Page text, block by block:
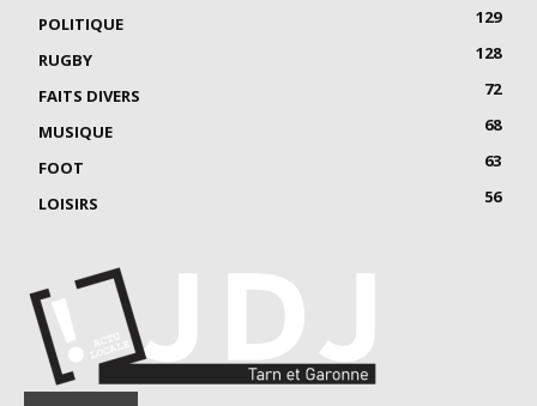
POLITIQUE
129
RUGBY
128
FAITS DIVERS
72
MUSIQUE
68
FOOT
63
LOISIRS
56